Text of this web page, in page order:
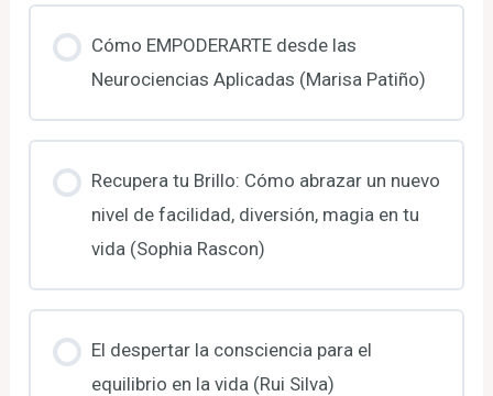
Cómo EMPODERARTE desde las
Neurociencias Aplicadas (Marisa Patiño)
Recupera tu Brillo: Cómo abrazar un nuevo
nivel de facilidad, diversión, magia en tu
vida (Sophia Rascon)
El despertar la consciencia para el
equilibrio en la vida (Rui Silva)